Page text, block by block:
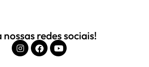
nossas redes sociais!